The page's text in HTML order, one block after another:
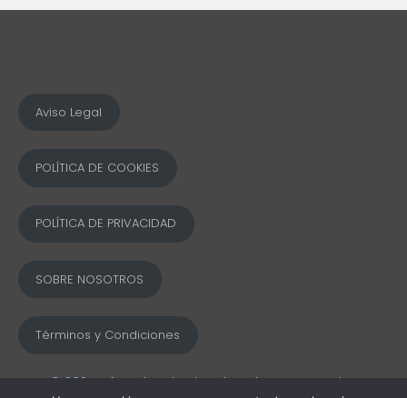
Aviso Legal
POLÍTICA DE COOKIES
POLÍTICA DE PRIVACIDAD
SOBRE NOSOTROS
Términos y Condiciones
© 2025 Ofword Todos los derechos reservados